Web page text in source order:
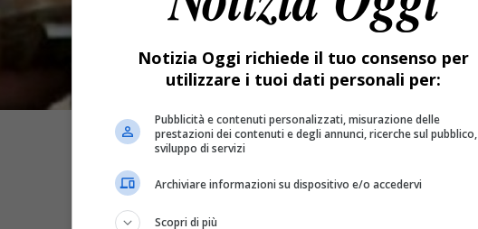
Notizia Oggi richiede il tuo consenso per
utilizzare i tuoi dati personali per:
Pubblicità e contenuti personalizzati, misurazione delle
prestazioni dei contenuti e degli annunci, ricerche sul pubblico,
sviluppo di servizi
Archiviare informazioni su dispositivo e/o accedervi
Scopri di più